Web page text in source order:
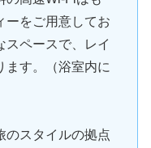
ーをご用意してお
スペースで、レイ
ます。（浴室内に
のスタイルの拠点